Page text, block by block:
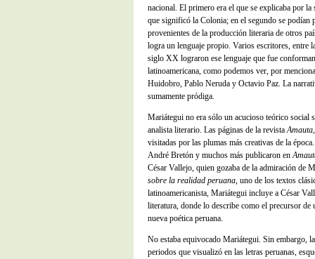
nacional. El primero era el que se explicaba por
que significó la Colonia; en el segundo se podían
provenientes de la producción literaria de otros
logra un lenguaje propio. Varios escritores, entre
siglo XX lograron ese lenguaje que fue
latinoamericana, como podemos ver, por
Huidobro, Pablo Neruda y Octavio Paz. La
sumamente pródiga.
Mariátegui no era sólo un acucioso teórico social
analista literario. Las páginas de la revistaAmauta
visitadas por las plumas más creativas de la
André Bretón y muchos más publicaron en
César Vallejo, quien gozaba de la admiración de
sobre la realidad peruana, uno de los textos
latinoamericanista, Mariátegui incluye a César
literatura, donde lo describe como el precursor de
nueva poética peruana.
No estaba equivocado Mariátegui. Sin embargo,
periodos que visualizó en las letras peruanas,